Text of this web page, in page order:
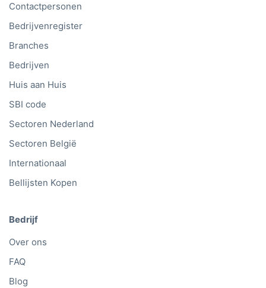
Contactpersonen
Bedrijvenregister
Branches
Bedrijven
Huis aan Huis
SBI code
Sectoren Nederland
Sectoren België
Internationaal
Bellijsten Kopen
Bedrijf
Over ons
FAQ
Blog